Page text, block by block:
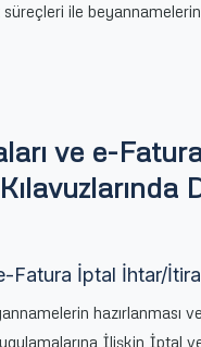
ile
ve e-
Kılavuzlarında
Fatura İptal İhtar/
hazırlanması
İlişkin İptal